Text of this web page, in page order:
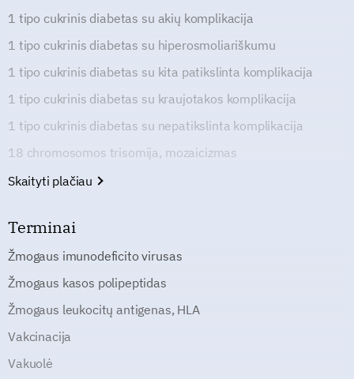
1 tipo cukrinis diabetas su akių komplikacija
1 tipo cukrinis diabetas su hiperosmoliariškumu
1 tipo cukrinis diabetas su kita patikslinta komplikacija
1 tipo cukrinis diabetas su kraujotakos komplikacija
1 tipo cukrinis diabetas su nepatikslinta komplikacija
18 chromosomos trisomija, mozaicizmas
Skaityti plačiau
Terminai
Žmogaus imunodeficito virusas
Žmogaus kasos polipeptidas
Žmogaus leukocitų antigenas, HLA
Vakcinacija
Vakuolė